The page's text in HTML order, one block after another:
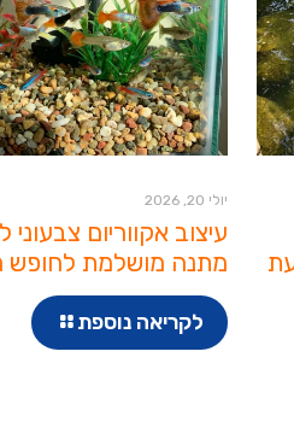
יולי 20, 2026
עיצוב אקווריום צבעוני
מתנה מושלמת לחופש
לקריאה נוספת